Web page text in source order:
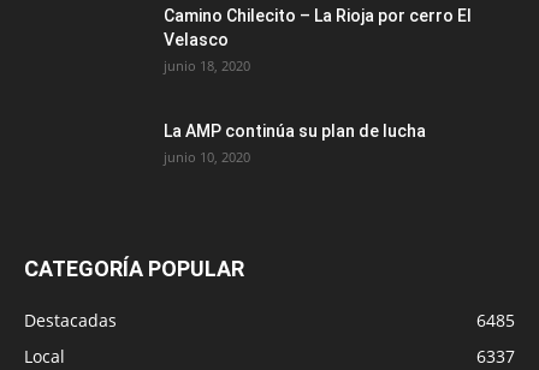
Camino Chilecito – La Rioja por cerro El
Velasco
junio 18, 2020
La AMP continúa su plan de lucha
junio 10, 2020
CATEGORÍA POPULAR
Destacadas
6485
Local
6337